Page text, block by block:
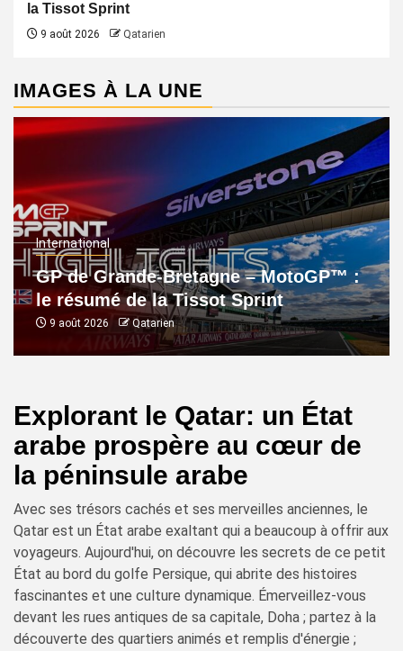
la Tissot Sprint
9 août 2026 Qatarien
IMAGES À LA UNE
International
GP de Grande-Bretagne – MotoGP™ :
le résumé de la Tissot Sprint
9 août 2026 Qatarien
Explorant le Qatar: un État
arabe prospère au cœur de
la péninsule arabe
Avec ses trésors cachés et ses merveilles anciennes, le
Qatar est un État arabe exaltant qui a beaucoup à offrir aux
voyageurs. Aujourd'hui, on découvre les secrets de ce petit
État au bord du golfe Persique, qui abrite des histoires
fascinantes et une culture dynamique. Émerveillez-vous
devant les rues antiques de sa capitale, Doha ; partez à la
découverte des quartiers animés et remplis d'énergie ;